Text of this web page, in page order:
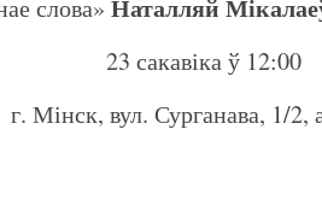
слова» Наталляй
23 сакавіка ў 12:00
г. Мінск, вул. Сурганава, 1/2,